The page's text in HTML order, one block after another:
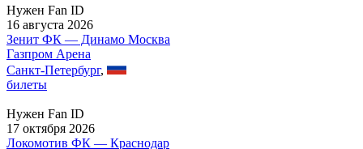
Нужен Fan ID
16 августа 2026
Зенит ФК — Динамо Москва
Газпром Арена
Санкт-Петербург,
билеты
Нужен Fan ID
17 октября 2026
Локомотив ФК — Краснодар